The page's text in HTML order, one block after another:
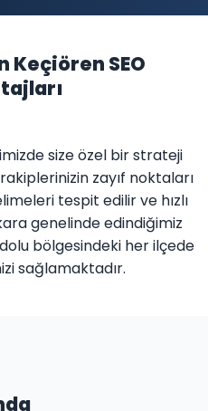
Keçiören SEO
size özel bir strateji
zayıf noktaları
tespit edilir ve hızlı
genelinde edindiğimiz
bölgesindeki her ilçede
sağlamaktadır.